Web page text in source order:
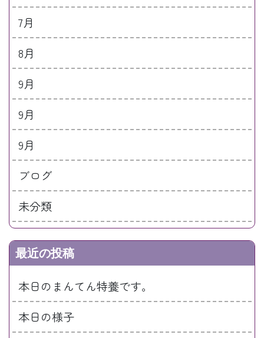
7月
8月
9月
9月
9月
ブログ
未分類
最近の投稿
本日のまんてん特養です。
本日の様子